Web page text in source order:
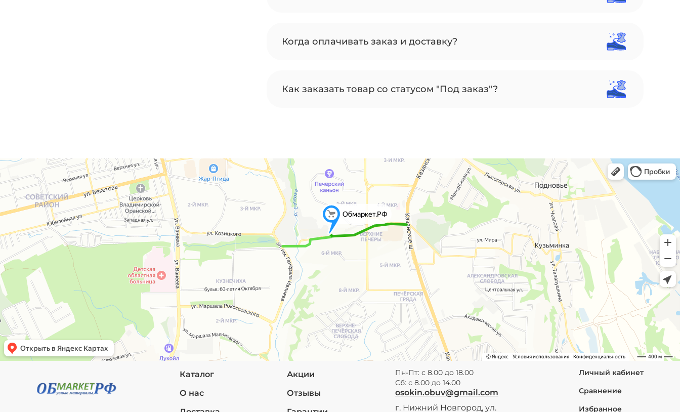
Когда оплачивать заказ и доставку?
Как заказать товар со статусом "Под заказ"?
Каталог
О нас
Акции
Отзывы
Пн-Пт: с 8.00 до 18.00
Сб: с 8.00 до 14.00
osokin.obuv@gmail.com
г. Нижний Новгород, ул.
Личный кабинет
Сравнение
Избранное